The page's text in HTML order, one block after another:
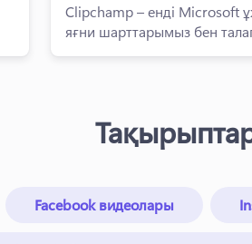
Clipchamp – енді Microsoft
яғни шарттарымыз бен
Facebook видеолары